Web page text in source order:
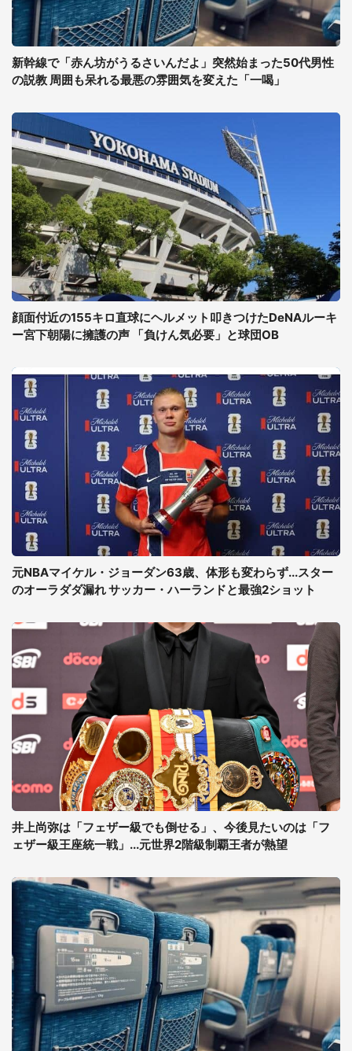
新幹線で「赤ん坊がうるさいんだよ」突然始まった50代男性
の説教 周囲も呆れる最悪の雰囲気を変えた「一喝」
顔面付近の155キロ直球にヘルメット叩きつけたDeNAルーキ
ー宮下朝陽に擁護の声 「負けん気必要」と球団OB
元NBAマイケル・ジョーダン63歳、体形も変わらず...スター
のオーラダダ漏れ サッカー・ハーランドと最強2ショット
井上尚弥は「フェザー級でも倒せる」、今後見たいのは「フ
ェザー級王座統一戦」...元世界2階級制覇王者が熱望